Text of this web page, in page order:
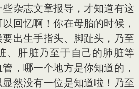
些杂志文章报导，才知道有这
回忆啊！你在母胎的时候，
出生手指头、脚趾头，乃至
、肝脏乃至于自己的肺脏等
，哪一个地方是你知道的，
然没有一位是知道啦！乃至